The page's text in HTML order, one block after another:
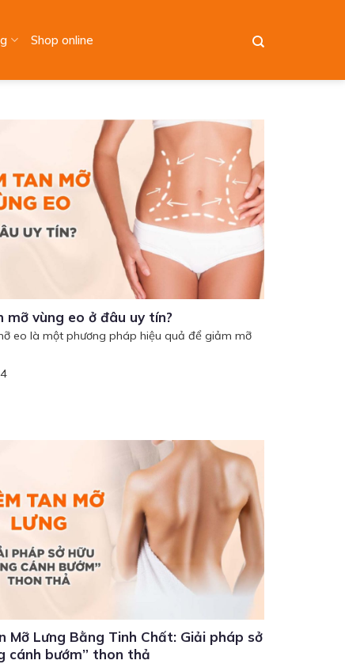
Shop online
mỡ vùng eo ở đâu uy tín?
eo là một phương pháp hiệu quả để giảm mỡ
Mỡ Lưng Bằng Tinh Chất: Giải pháp sở
cánh bướm” thon thả